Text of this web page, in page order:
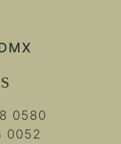
0580
0052